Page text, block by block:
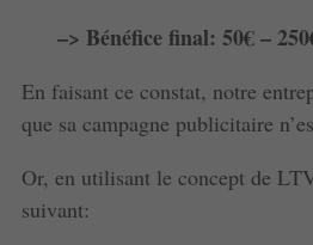
–> Bénéfice final: 50€ –
En faisant ce constat, notre
que sa campagne publicitaire
Or, en utilisant le concept de
suivant: